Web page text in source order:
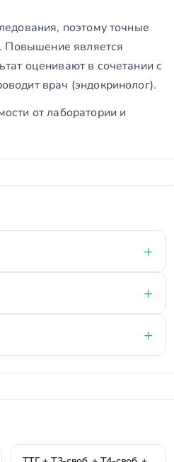
поэтому точные
Повышение является
оценивают в сочетании с
врач (эндокринолог).
от лаборатории и